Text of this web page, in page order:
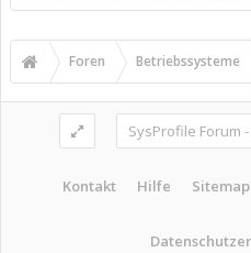
Foren Betriebssysteme
SysProfile Forum -
Kontakt Hilfe Sitemap